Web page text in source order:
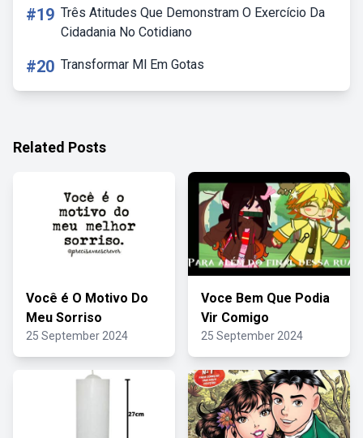
#19 Três Atitudes Que Demonstram O Exercício Da
Cidadania No Cotidiano
#20 Transformar Ml Em Gotas
Related Posts
Você é O Motivo Do
Meu Sorriso
25 September 2024
Voce Bem Que Podia
Vir Comigo
25 September 2024